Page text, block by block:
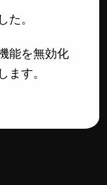
た。
能を無効化
ます。